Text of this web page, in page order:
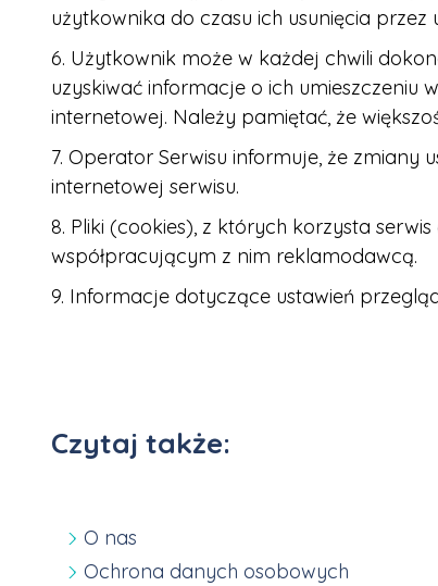
użytkownika do czasu ich usunięcia
6. Użytkownik może w każdej chwili
uzyskiwać informacje o ich umieszczeniu
internetowej. Należy pamiętać, że
7. Operator Serwisu informuje, że
internetowej serwisu.
8. Pliki (cookies), z których korzysta
współpracującym z nim reklamodawcą.
9. Informacje dotyczące ustawień
Czytaj także:
O nas
Ochrona danych osobowych